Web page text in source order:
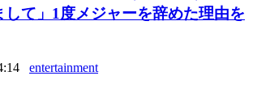
して」1度メジャーを辞めた理由を
entertainment